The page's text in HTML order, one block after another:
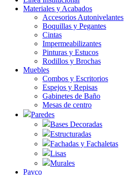
Materiales y Acabados
Accesorios Autonivelantes
Boquillas y Pegantes
Cintas
Impermeabilizantes
Pinturas y Estucos
Rodillos y Brochas
Muebles
Combos y Escritorios
Espejos y Repisas
Gabinetes de Baño
Mesas de centro
Paredes
Bases Decoradas
Estructuradas
Fachadas y Fachaletas
Lisas
Murales
Pavco